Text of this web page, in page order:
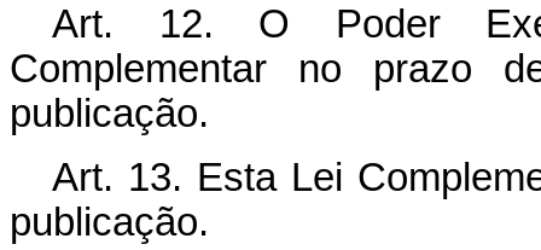
Art. 12. O Poder
Complementar no prazo
publicação.
Art. 13. Esta Lei
publicação.